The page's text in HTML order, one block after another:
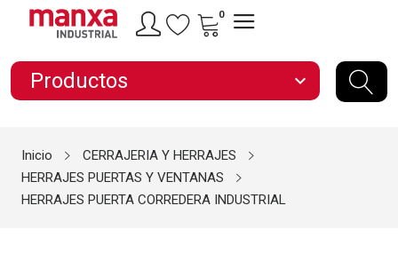
0
Productos expand_more
Inicio
CERRAJERIA Y HERRAJES
HERRAJES PUERTAS Y VENTANAS
HERRAJES PUERTA CORREDERA INDUSTRIAL